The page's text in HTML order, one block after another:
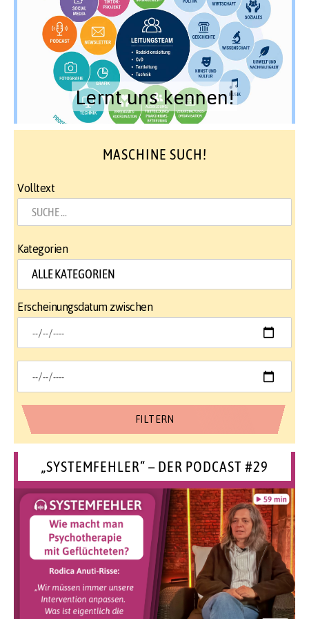
Lernt uns kennen!
MASCHINE SUCH!
Volltext
Kategorien
Erscheinungsdatum zwischen
„SYSTEMFEHLER“ – DER PODCAST #29